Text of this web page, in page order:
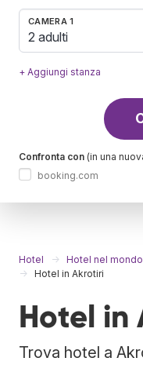
CAMERA 1
2 adulti
+ Aggiungi stanza
Confronta con (in una
booking.com
Hotel Hotel nel mondo
Hotel in Akrotiri
Hotel in
Trova hotel a